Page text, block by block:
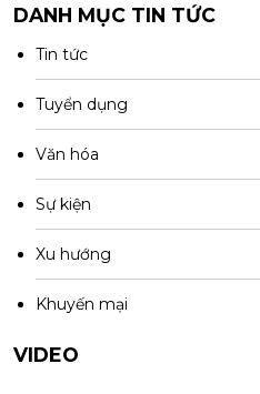
DANH MỤC TIN TỨC
Tin tức
Tuyển dụng
Văn hóa
Sự kiện
Xu hướng
Khuyến mại
VIDEO